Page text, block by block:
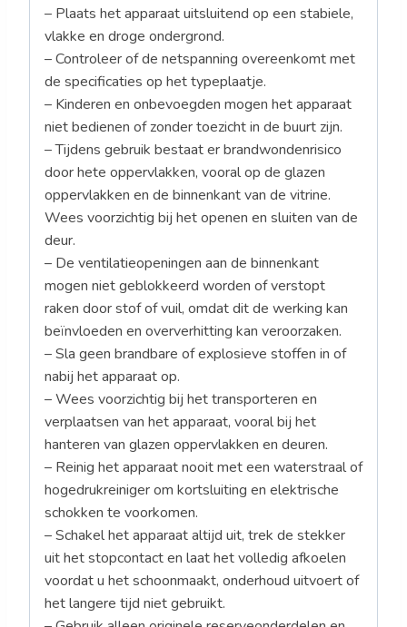
– Plaats het apparaat uitsluitend op een stabiele,
vlakke en droge ondergrond.
– Controleer of de netspanning overeenkomt met
de specificaties op het typeplaatje.
– Kinderen en onbevoegden mogen het apparaat
niet bedienen of zonder toezicht in de buurt zijn.
– Tijdens gebruik bestaat er brandwondenrisico
door hete oppervlakken, vooral op de glazen
oppervlakken en de binnenkant van de vitrine.
Wees voorzichtig bij het openen en sluiten van de
deur.
– De ventilatieopeningen aan de binnenkant
mogen niet geblokkeerd worden of verstopt
raken door stof of vuil, omdat dit de werking kan
beïnvloeden en oververhitting kan veroorzaken.
– Sla geen brandbare of explosieve stoffen in of
nabij het apparaat op.
– Wees voorzichtig bij het transporteren en
verplaatsen van het apparaat, vooral bij het
hanteren van glazen oppervlakken en deuren.
– Reinig het apparaat nooit met een waterstraal of
hogedrukreiniger om kortsluiting en elektrische
schokken te voorkomen.
– Schakel het apparaat altijd uit, trek de stekker
uit het stopcontact en laat het volledig afkoelen
voordat u het schoonmaakt, onderhoud uitvoert of
het langere tijd niet gebruikt.